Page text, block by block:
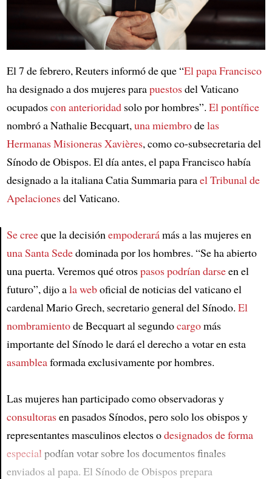
El 7 de febrero, Reuters informó de que “El papa Francisco
ha designado a dos mujeres parapuestosdel Vaticano
ocupadoscon anterioridadsolo por hombres”. El pontífice
nombró a Nathalie Becquart, una miembrodelas
Hermanas Misioneras Xavières, como co-subsecretaria del
Sínodo de Obispos. El día antes, el papa Francisco había
designado a la italiana Catia Summaria parael Tribunal de
Apelacionesdel Vaticano.
Se creeque la decisión empoderarámás a las mujeres en
una Santa Sededominada por los hombres. “Se ha abierto
una puerta. Veremos qué otrospasos podrían darseen el
futuro”, dijo ala weboficial de noticias del vaticano el
cardenal Mario Grech, secretario general del Sínodo. El
nombramientode Becquart al segundocargomás
importante del Sínodo le dará el derecho a votar en esta
asambleaformada exclusivamente por hombres.
Las mujeres han participado como observadoras y
consultorasen pasados Sínodos, pero solo los obispos y
representantes masculinos electos odesignados de forma
especial podían votar sobre los documentos finales
enviados al papa. El Sínodo de Obispos prepara